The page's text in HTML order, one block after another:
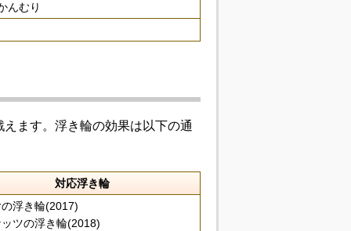
んむり
ます。浮き輪の効果は以下の通
対応浮き輪
浮き輪(2017)
ツの浮き輪(2018)